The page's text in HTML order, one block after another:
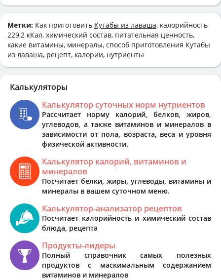
Метки: Как приготовить Кутабы из лаваша, калорийность
229,2 кКал, химический состав, питательная ценность,
какие витамины, минералы, способ приготовления Кутабы
из лаваша, рецепт, калории, нутриенты
Калькуляторы
Калькулятор суточных норм нутриентов
Рассчитает норму калорий, белков, жиров,
углеводов, а также витаминов и минералов в
зависимости от пола, возраста, веса и уровня
физической активности.
Калькулятор калорий, витаминов и
минералов
Посчитает белки, жиры, углеводы, витамины и
минералы в вашем суточном меню.
Калькулятор-анализатор рецептов
Посчитает калорийность и химический состав
блюда, рецепта
Продукты-лидеры
Полный справочник самых полезных
продуктов с маскимальным содержанием
витаминов и минералов